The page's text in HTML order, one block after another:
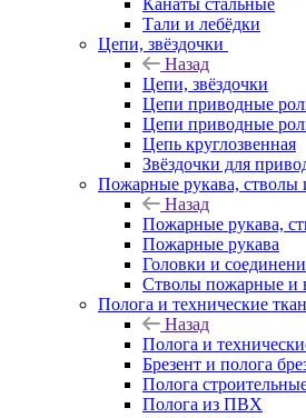
Канаты стальные
Тали и лебёдки
Цепи, звёздочки
Назад
Цепи, звёздочки
Цепи приводные
Цепи приводные
Цепь круглозвенная
Звёздочки для
Пожарные рукава, стволы
Назад
Пожарные рукава,
Пожарные рукава
Головки и
Стволы пожарные и
Полога и технические
Назад
Полога и
Брезент и полога
Полога
Полога из ПВХ